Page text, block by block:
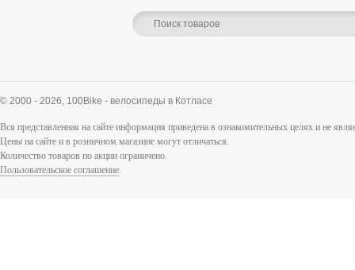
© 2000 - 2026, 100Bike - велосипеды в Котласе
Вся представленная на сайте информация приведена в ознакомительных целях и не
Цены на сайте и в розничном магазине могут отличаться.
Количество товаров по акции ограничено.
Пользовательское соглашение.